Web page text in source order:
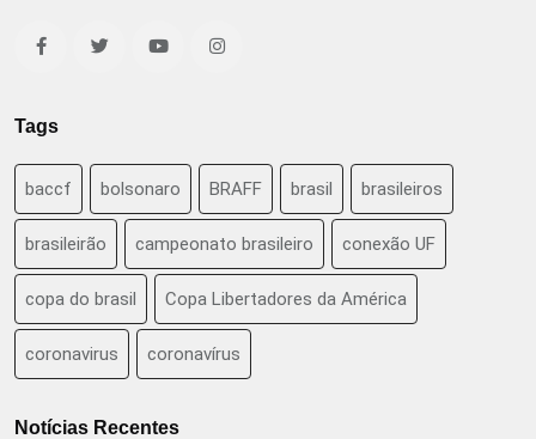
Tags
baccf bolsonaro BRAFF brasil brasileiros
brasileirão campeonato brasileiro conexão UF
copa do brasil Copa Libertadores da América
coronavirus coronavírus
Notícias Recentes